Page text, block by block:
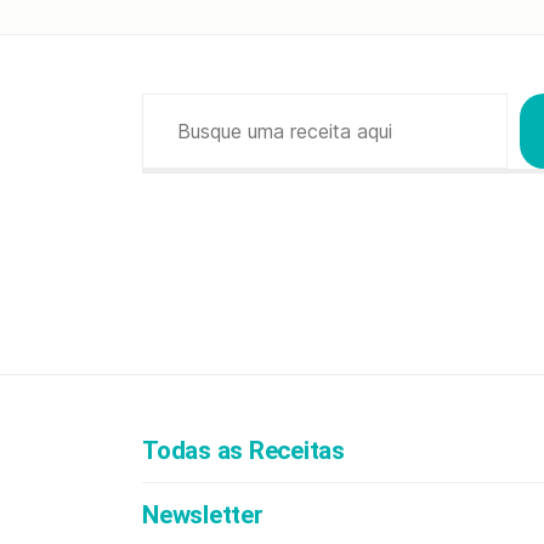
Todas as Receitas
Newsletter